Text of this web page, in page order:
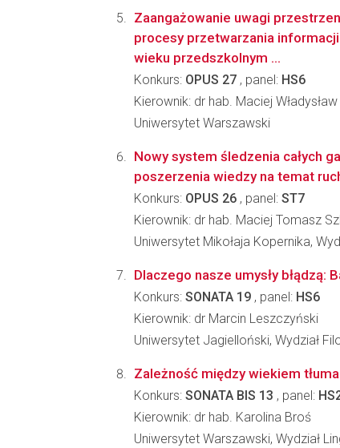
Zaangażowanie uwagi
procesy przetwarzania
wieku przedszkolnym ...
Konkurs: OPUS 27 , panel: HS6
Kierownik: dr hab. Maciej
Uniwersytet Warszawski
Nowy system śledzenia całych
poszerzenia wiedzy na temat
Konkurs: OPUS 26 , panel: ST7
Kierownik: dr hab. Maciej Tomasz
Uniwersytet Mikołaja Kopernika,
Dlaczego nasze umysły błądzą:
Konkurs: SONATA 19 , panel: HS6
Kierownik: dr Marcin Leszczyński
Uniwersytet Jagielloński, Wydział
Zależność między wiekiem
Konkurs: SONATA BIS 13 , panel:
Kierownik: dr hab. Karolina Broś
Uniwersytet Warszawski, Wydział